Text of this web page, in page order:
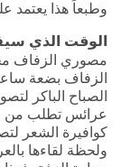
وطبعاً هذا يعتمد
الوقت الذي
مصوري الزفاف
الزفاف بضعة
الصباح الباكر
عرائس تطلب من
كوافيرة الشعر
ولحظة لقاءها